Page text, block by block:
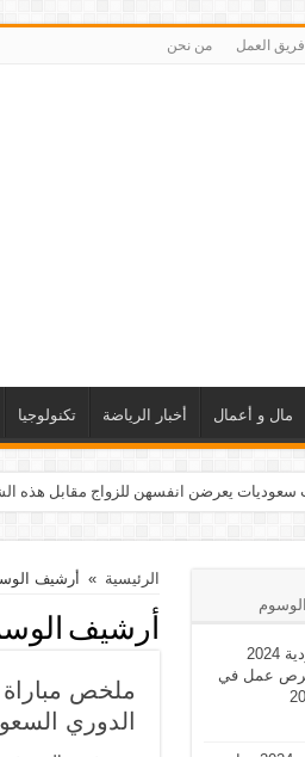
فريق العمل من نحن
مال و أعمال أخبار الرياضة تكنولوجيا
سعوديات يعرضن انفسهن للزواج مقابل هذه
الرئيسية » أرشيف
أرشيف
الدوري
الوسوم
وظائف في السعودية 2024
عمل في